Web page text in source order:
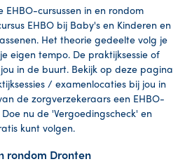
EHBO-cursussen in en rondom
EHBO bij Baby's en Kinderen en
Het theorie gedeelte volg je
eigen tempo. De praktijksessie of
in de buurt. Bekijk op deze pagina
/ examenlocaties bij jou in
de zorgverzekeraars een EHBO-
nu de 'Vergoedingscheck' en
kunt volgen.
rondom Dronten